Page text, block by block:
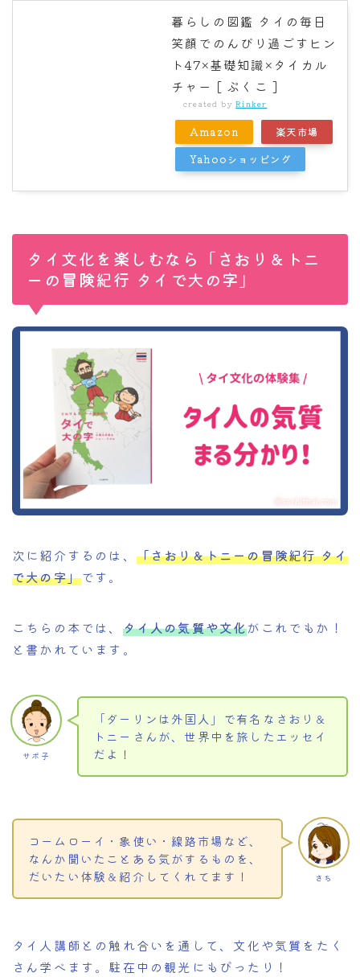
暮らしの図鑑 タイの毎日
笑顔でのんびり過ごすヒン
ト47×基礎知識×タイカル
チャー [ ぷくこ ]
created byRinker
Amazon
楽天市場
Yahooショッピング
タイ文化を楽しむなら「さおり＆トニ
ーの冒険紀行 タイで大の字」
次に紹介するのは、 「さおり＆トニーの冒険紀行 タイ
で大の字」です。
こちらの本では、 タイ人の気質や文化がこれでもか！
と書かれています。
サボ子
「ダーリンは外国人」で有名なさおり＆
トニーさんが、世界中を旅したエッセイ
だよ！
さち
コームローイ・象使い・線路市場など、
なんか聞いたことある気がするものを、
だいたい体験＆紹介してくれてます！
タイ人講師との触れ合いを通して、文化や気質をたく
さん学べます。駐在中の観光にもぴったり！